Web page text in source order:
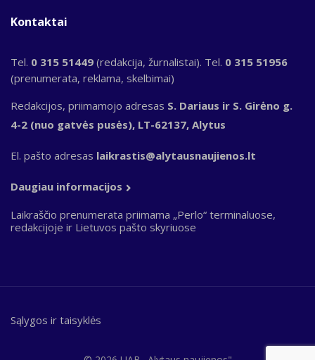
Kontaktai
Tel. 0 315 51449 (redakcija, žurnalistai). Tel. 0 315 51956
(prenumerata, reklama, skelbimai)
Redakcijos, priimamojo adresas S. Dariaus ir S. Girėno g.
4-2 (nuo gatvės pusės), LT-62137, Alytus
El. pašto adresas laikrastis@alytausnaujienos.lt
Daugiau informacijos
Laikraščio prenumerata priimama „Perlo“ terminaluose,
redakcijoje ir Lietuvos pašto skyriuose
Bottom
Sąlygos ir taisyklės